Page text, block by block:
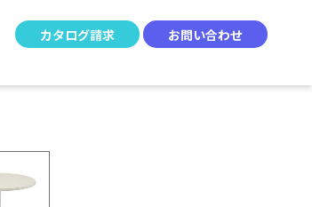
カタログ請求
お問い合わせ